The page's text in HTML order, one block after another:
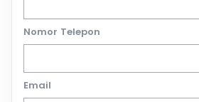
Nomor Telepon
Email